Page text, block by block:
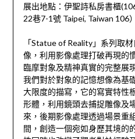
展出地點：伊聖詩私房書櫃
22巷7-1號 Taipei, Taiwan 106）
「Statue of Reality」系列取
像，利用影像處理打破再現的
臨摩對象及精神真實的完整展
我們對於對象的記憶想像為基
大限度的描寫，它的寫實特性
形體，利用鏡頭去捕捉雕像及
來，後期影像處理透過場景重
間，創造一個宛如身歷其境的